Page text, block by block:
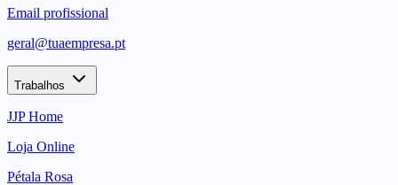
Email profissional
geral@tuaempresa.pt
Trabalhos
JJP Home
Loja Online
Pétala Rosa